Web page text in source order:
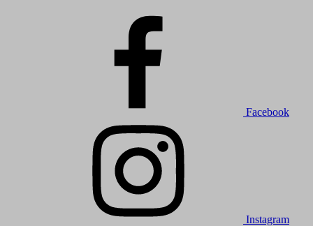
Facebook
Instagram